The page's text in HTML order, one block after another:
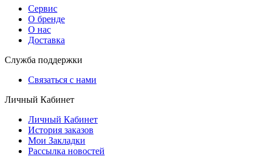
Сервис
О бренде
О нас
Доставка
Служба поддержки
Связаться с нами
Личный Кабинет
Личный Кабинет
История заказов
Мои Закладки
Рассылка новостей